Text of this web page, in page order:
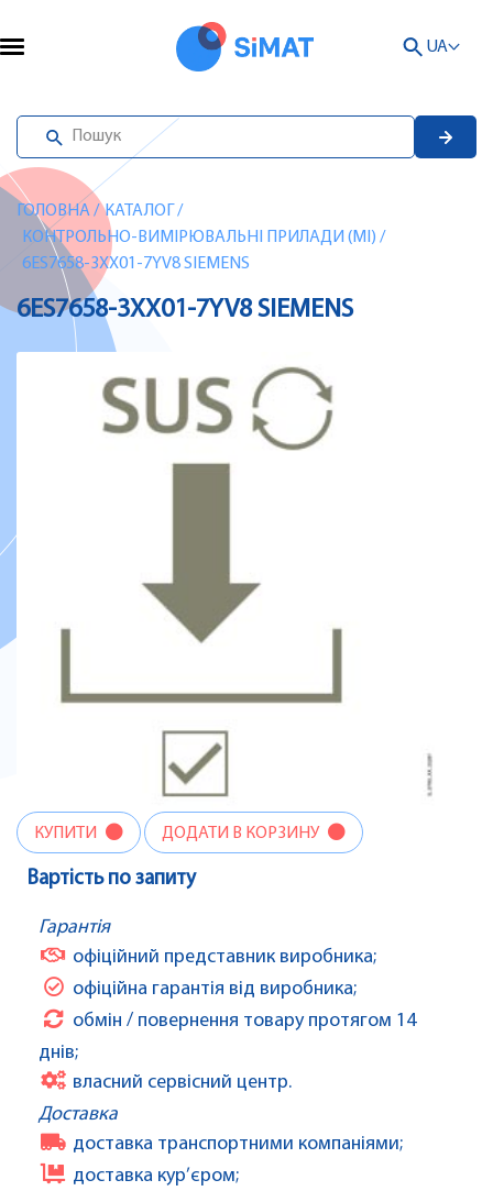
UA
ГОЛОВНА/ КАТАЛОГ /
КОНТРОЛЬНО-ВИМІРЮВАЛЬНІ ПРИЛАДИ (MI) /
6ES7658-3XX01-7YV8 SIEMENS
6ES7658-3XX01-7YV8 SIEMENS
КУПИТИ ДОДАТИ В КОРЗИНУ
Вартість по запиту
Гарантія
офіційний представник виробника;
офіційна гарантія від виробника;
обмін / повернення товару протягом 14
днів;
власний сервісний центр.
Доставка
доставка транспортними компаніями;
доставка кур’єром;